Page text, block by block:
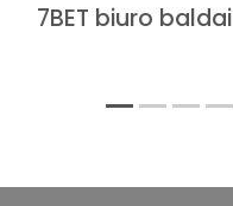
7BET biuro baldai
1 2 3 4